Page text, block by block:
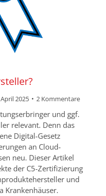
2025 2 Kommentare
und ggf.
relevant. Denn das
Digital-Gesetz
an Cloud-
neu. Dieser Artikel
der C5-Zertifizierung
und
Krankenhäuser.